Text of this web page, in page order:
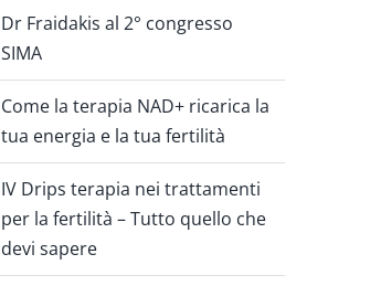
Dr Fraidakis al 2° congresso
SIMA
Come la terapia NAD+ ricarica la
tua energia e la tua fertilità
IV Drips terapia nei trattamenti
per la fertilità – Tutto quello che
devi sapere